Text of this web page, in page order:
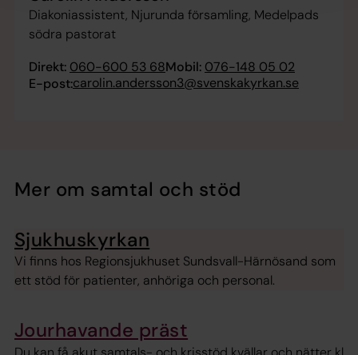
Diakoniassistent, Njurunda församling, Medelpads
södra pastorat
Direkt: 060-600 53 68Mobil: 076-148 05 02
E-post:carolin.andersson3@svenskakyrkan.se
Mer om samtal och stöd
Sjukhuskyrkan
Vi finns hos Regionsjukhuset Sundsvall-Härnösand som
ett stöd för patienter, anhöriga och personal.
Jourhavande präst